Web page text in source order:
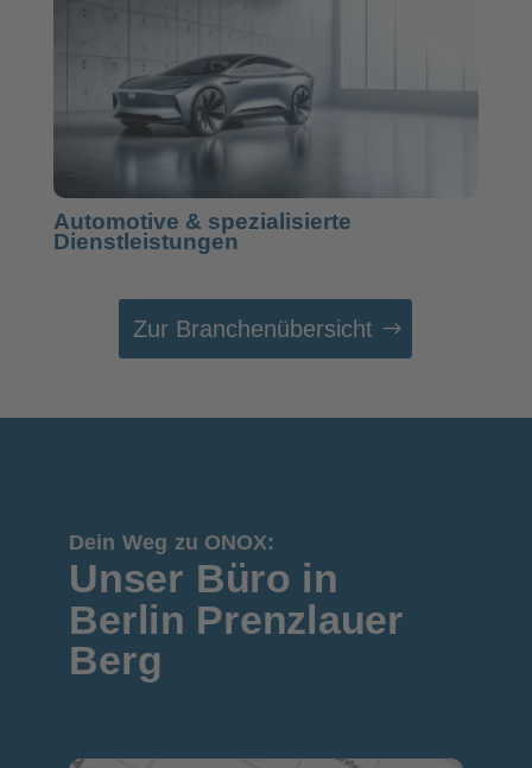
Automotive & spezialisierte
Dienstleistungen
Zur Branchenübersicht
Dein Weg zu ONOX:
Unser Büro in
Berlin Prenzlauer
Berg